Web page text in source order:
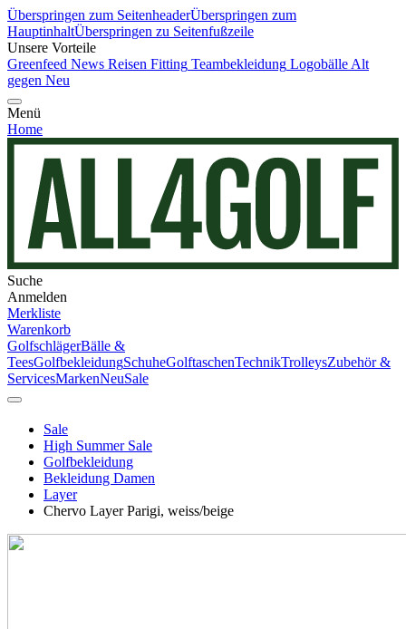
Überspringen zum SeitenheaderÜberspringen zum
HauptinhaltÜberspringen zu Seitenfußzeile
Unsere Vorteile
Greenfeed News Reisen Fitting Teambekleidung Logobälle Alt
gegen Neu
Menü
Home
Suche
Anmelden
Merkliste
Warenkorb
GolfschlägerBälle &
TeesGolfbekleidungSchuheGolftaschenTechnikTrolleysZubehör &
ServicesMarkenNeuSale
Sale
High Summer Sale
Golfbekleidung
Bekleidung Damen
Layer
Chervo Layer Parigi, weiss/beige